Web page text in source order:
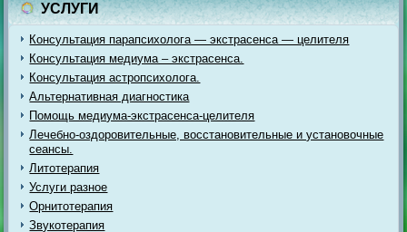
УСЛУГИ
Консультация парапсихолога — экстрасенса — целителя
Консультация медиума – экстрасенса.
Консультация астропсихолога.
Альтернативная диагностика
Помощь медиума-экстрасенса-целителя
Лечебно-оздоровительные, восстановительные и установочные
сеансы.
Литотерапия
Услуги разное
Орнитотерапия
Звукотерапия